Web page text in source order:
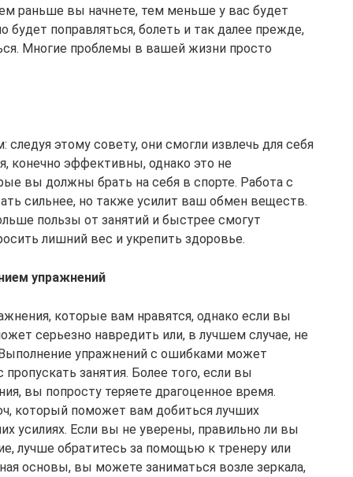
раньше вы начнете, тем меньше у вас будет
поправляться, болеть и так далее прежде,
Многие проблемы в вашей жизни просто
следуя этому совету, они смогли извлечь для себя
конечно эффективны, однако это не
вы должны брать на себя в спорте. Работа с
сильнее, но также усилит ваш обмен веществ.
пользы от занятий и быстрее смогут
лишний вес и укрепить здоровье.
упражнений
которые вам нравятся, однако если вы
серьезно навредить или, в лучшем случае, не
упражнений с ошибками может
занятия. Более того, если вы
вы попросту теряете драгоценное время.
который поможет вам добиться лучших
усилиях. Если вы не уверены, правильно ли вы
лучше обратитесь за помощью к тренеру или
основы, вы можете заниматься возле зеркала,